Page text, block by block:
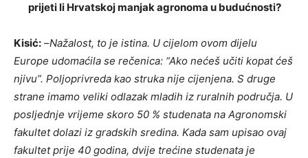
prijeti li Hrvatskoj manjak agronoma u budućnosti?
Kisić: –Nažalost, to je istina. U cijelom ovom dijelu
Europe udomaćila se rečenica: “Ako nećeš učiti kopat ćeš
njivu”. Poljoprivreda kao struka nije cijenjena. S druge
strane imamo veliki odlazak mladih iz ruralnih područja. U
posljednje vrijeme skoro 50 % studenata na Agronomski
fakultet dolazi iz gradskih sredina. Kada sam upisao ovaj
fakultet prije 40 godina, dvije trećine studenata je